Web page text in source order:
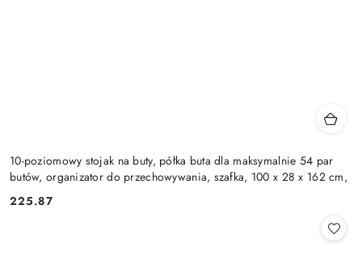
10-poziomowy stojak na buty, półka buta dla maksymalnie 54 par
butów, organizator do przechowywania, szafka, 100 x 28 x 162 cm,
Cena:
225.87